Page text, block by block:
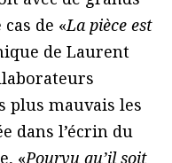
de «La pièce est
de Laurent
plus mauvais les
dans l’écrin du
«Pourvu qu’il soit